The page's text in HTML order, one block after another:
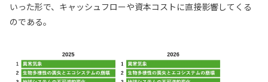
いった形で、キャッシュフローや資本コストに直接影響してくる
のである。